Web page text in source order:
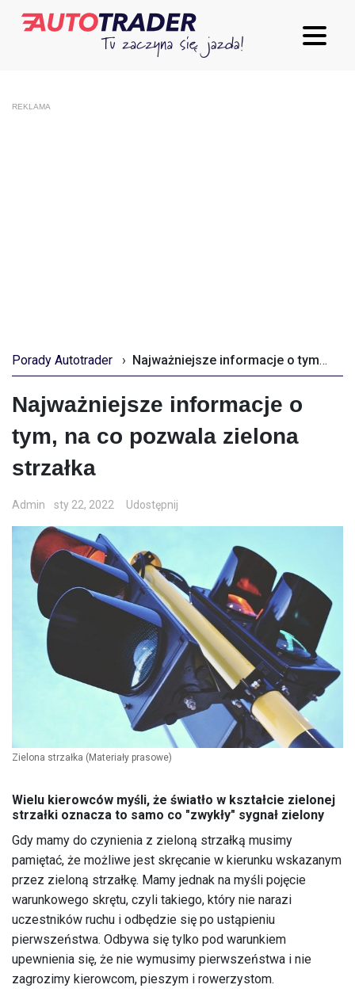
REKLAMA
Porady Autotrader › Najważniejsze informacje o tym, na co pozwala zielona strzałka
Najważniejsze informacje o
tym, na co pozwala zielona
strzałka
Admin sty 22, 2022 Udostępnij
Zielona strzałka (Materiały prasowe)
Wielu kierowców myśli, że światło w kształcie zielonej
strzałki oznacza to samo co "zwykły" sygnał zielony
Gdy mamy do czynienia z zieloną strzałką musimy
pamiętać, że możliwe jest skręcanie w kierunku wskazanym
przez zieloną strzałkę. Mamy jednak na myśli pojęcie
warunkowego skrętu, czyli takiego, który nie narazi
uczestników ruchu i odbędzie się po ustąpieniu
pierwszeństwa. Odbywa się tylko pod warunkiem
upewnienia się, że nie wymusimy pierwszeństwa i nie
zagrozimy kierowcom, pieszym i rowerzystom.